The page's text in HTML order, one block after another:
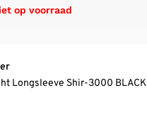
op voorraad
Longsleeve Shir-3000 BLACK